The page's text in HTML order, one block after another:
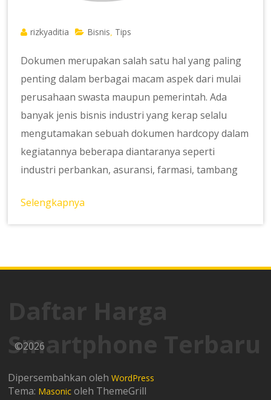
rizkyaditia Bisnis Tips
Dokumen merupakan salah satu hal yang paling
penting dalam berbagai macam aspek dari mulai
perusahaan swasta maupun pemerintah. Ada
banyak jenis bisnis industri yang kerap selalu
mengutamakan sebuah dokumen hardcopy dalam
kegiatannya beberapa diantaranya seperti
industri perbankan, asuransi, farmasi, tambang
Selengkapnya
Daftar Harga
Smartphone Terbaru
©2026
Dipersembahkan olehWordPress
Tema: Masonic oleh ThemeGrill